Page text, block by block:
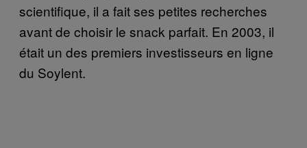
scientifique, il a fait ses petites recherches
avant de choisir le snack parfait. En 2003, il
était un des premiers investisseurs en ligne
du Soylent.